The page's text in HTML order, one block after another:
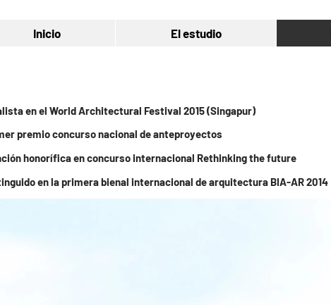
Inicio El estudio
en el World Architectural Festival 2015 (Singapur)
premio concurso nacional de anteproyectos
honorífica en concurso internacional Rethinking the future
en la primera bienal internacional de arquitectura BIA-AR 2014